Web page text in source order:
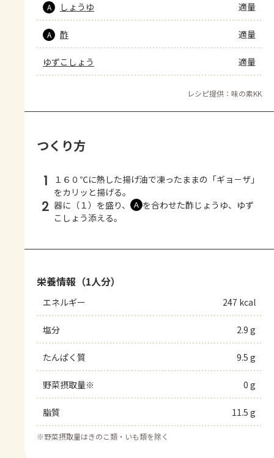
A しょうゆ 適量
A 酢 適量
ゆずこしょう 適量
レシピ提供：味の素KK
つくり方
1
１６０℃に熱した揚げ油で凍ったままの「ギョ－ザ」
をカリッと揚げる。
2 器に（１）を盛り、 Ａ を合わせた酢じょうゆ、ゆず
こしょう添える。
栄養情報（1人分）
エネルギー 247 kcal
塩分 2.9 g
たんぱく質 9.5 g
野菜摂取量※ 0 g
脂質 11.5 g
※野菜摂取量はきのこ類・いも類を除く